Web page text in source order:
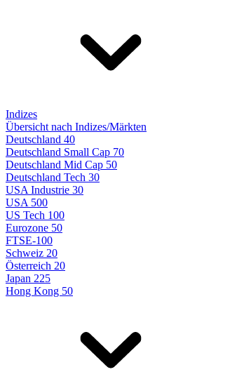
Indizes
Übersicht nach Indizes/Märkten
Deutschland 40
Deutschland Small Cap 70
Deutschland Mid Cap 50
Deutschland Tech 30
USA Industrie 30
USA 500
US Tech 100
Eurozone 50
FTSE-100
Schweiz 20
Österreich 20
Japan 225
Hong Kong 50